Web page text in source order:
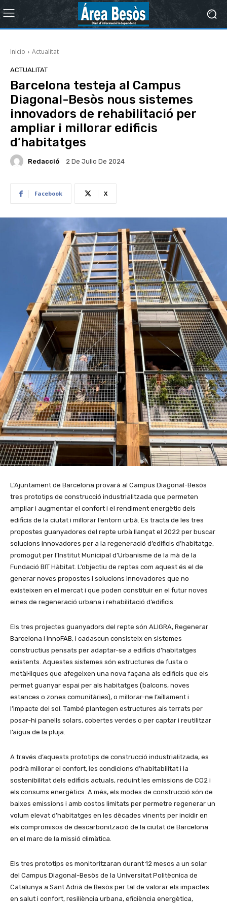
Inicio Actualitat
ACTUALITAT
Barcelona testeja al Campus
Diagonal-Besòs nous sistemes
innovadors de rehabilitació per
ampliar i millorar edificis
d’habitatges
Redacció 2 De Julio De 2024
Facebook X
L’Ajuntament de Barcelona provarà al Campus Diagonal-Besòs
tres prototips de construcció industrialitzada que permeten
ampliar i augmentar el confort i el rendiment energètic dels
edificis de la ciutat i millorar l’entorn urbà. Es tracta de les tres
propostes guanyadores del repte urbà llançat el 2022 per buscar
solucions innovadores per a la regeneració d’edificis d’habitatge,
promogut per l’Institut Municipal d’Urbanisme de la mà de la
Fundació BIT Hàbitat. L’objectiu de reptes com aquest és el de
generar noves propostes i solucions innovadores que no
existeixen en el mercat i que poden constituir en el futur noves
eines de regeneració urbana i rehabilitació d’edificis.
Els tres projectes guanyadors del repte són ALIGRA, Regenerar
Barcelona i InnoFAB, i cadascun consisteix en sistemes
constructius pensats per adaptar-se a edificis d’habitatges
existents. Aquestes sistemes són estructures de fusta o
metàl·liques que afegeixen una nova façana als edificis que els
permet guanyar espai per als habitatges (balcons, noves
estances o zones comunitàries), o millorar-ne l’aïllament i
l’impacte del sol. També plantegen estructures als terrats per
posar-hi panells solars, cobertes verdes o per captar i reutilitzar
l’aigua de la pluja.
A través d’aquests prototips de construcció industrialitzada, es
podrà millorar el confort, les condicions d’habitabilitat i la
sostenibilitat dels edificis actuals, reduint les emissions de CO2 i
els consums energètics. A més, els modes de construcció són de
baixes emissions i amb costos limitats per permetre regenerar un
volum elevat d’habitatges en les dècades vinents per incidir en
els compromisos de descarbonització de la ciutat de Barcelona
en el marc de la missió climàtica.
Els tres prototips es monitoritzaran durant 12 mesos a un solar
del Campus Diagonal-Besòs de la Universitat Politècnica de
Catalunya a Sant Adrià de Besòs per tal de valorar els impactes
en salut i confort, resiliència urbana, eficiència energètica,